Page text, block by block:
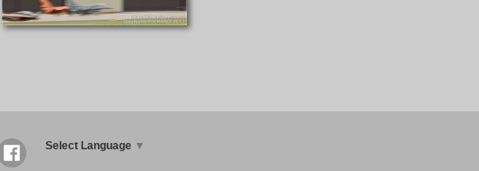
Select Language ▼